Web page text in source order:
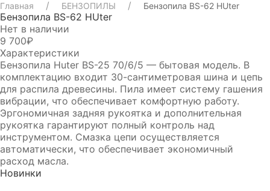
Главная БЕНЗОПИЛЫ Бензопила BS-62 HUter
Бензопила BS-62 HUter
Нет в наличии
9 700₽
Характеристики
Бензопила Huter BS-25 70/6/5 — бытовая модель. В
комплектацию входит 30-сантиметровая шина и цепь
для распила древесины. Пила имеет систему гашения
вибрации, что обеспечивает комфортную работу.
Эргономичная задняя рукоятка и дополнительная
рукоятка гарантируют полный контроль над
инструментом. Смазка цепи осуществляется
автоматически, что обеспечивает экономичный
расход масла.
Новинки